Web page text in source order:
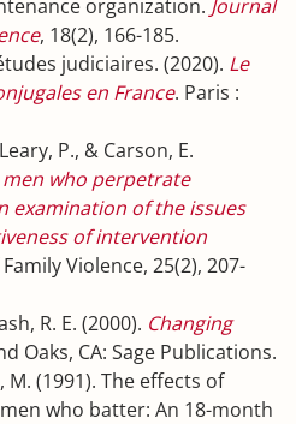
organization. Journal
, 18(2), 166-185.
judiciaires. (2020). Le
en France. Paris :
P., & Carson, E.
who perpetrate
examination of the issues
of intervention
Violence, 25(2), 207-
R. E. (2000). Changing
Oaks, CA: Sage Publications.
M. (1991). The effects of
who batter: An 18-month